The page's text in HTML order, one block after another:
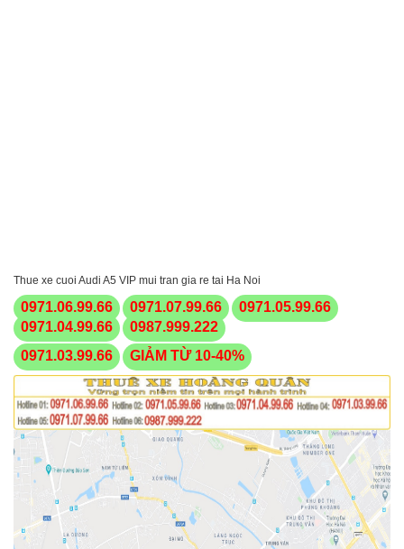
Thue xe cuoi Audi A5 VIP mui tran gia re tai Ha Noi
0971.06.99.66 0971.07.99.66
0971.05.99.66
0971.04.99.66
0987.999.222
0971.03.99.66
GIẢM TỪ 10-40%